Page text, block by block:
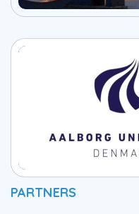
PARTNERS